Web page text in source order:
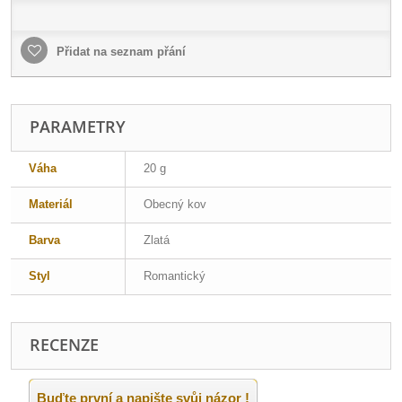
Přidat na seznam přání
PARAMETRY
Váha 20 g
Materiál Obecný kov
Barva Zlatá
Styl Romantický
RECENZE
Buďte první a napište svůj názor !